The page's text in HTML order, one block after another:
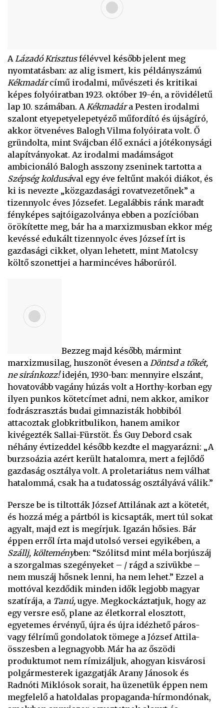
A Lázadó Krisztusfélévvel később jelent meg
nyomtatásban: az alig ismert, kis példányszámú
Kékmadárcímű irodalmi, művészeti és kritikai
képes folyóiratban 1923. október 19-én, a rövidéletű
lap 10. számában. A Kékmadára Pesten irodalmi
szalont etyepetyelepetyéző műfordító és újságíró,
akkor ötvenéves Balogh Vilma folyóirata volt. Ő
gründolta, mint Svájcban élő exnáci a jótékonysági
alapítványokat. Az irodalmi madámságot
ambicionáló Balogh asszony zseninek tartotta a
Szépség koldusával egy éve feltűnt makói diákot, és
ki is nevezte „közgazdasági rovatvezetőnek” a
tizennyolc éves Józsefet. Legalábbis ránk maradt
fényképes sajtóigazolványa ebben a pozícióban
örökítette meg, bár ha a marxizmusban ekkor még
kevéssé edukált tizennyolc éves József írt is
gazdasági cikket, olyan lehetett, mint Matolcsy
költő szonettjei a harmincéves háborúról.
Bezzeg majd később, mármint
marxizmusilag, huszonöt évesen a Döntsd a tőkét,
ne siránkozz!idején, 1930-ban: mennyire elszánt,
hovatovább vagány húzás volt a Horthy-korban egy
ilyen punkos kötetcímet adni, nem akkor, amikor
fodrászrasztás budai gimnazisták hobbiból
attacoztak globkritbulikon, hanem amikor
kivégezték Sallai-Fürstöt. És Guy Debord csak
néhány évtizeddel később kezdte el magyarázni: „A
burzsoázia azért került hatalomra, mert a fejlődő
gazdaság osztálya volt. A proletariátus nem válhat
hatalommá, csak ha a tudatosság osztályává válik.”
Persze be is tiltották József Attilának azt a kötetét,
és hozzá még a pártból is kicsapták, mert túl sokat
agyalt, majd ezt is megírjuk. Igazán hősies. Bár
éppen erről írta majd utolsó versei egyikében, a
Szállj, költeményben: “Szólitsd mint méla borjúszáj
a szorgalmas szegényeket – / rágd a szivükbe –
nem muszáj hősnek lenni, ha nem lehet.” Ezzel a
mottóval kezdődik minden idők legjobb magyar
szatírája, a Tanú, ugye. Megkockáztatjuk, hogy az
egy versre eső, plane az életkorral elosztott,
egyetemes érvényű, újra és újra idézhető páros-
vagy félrímű gondolatok tömege a József Attila-
összesben a legnagyobb. Már ha az őszödi
produktumot nem rímizáljuk, ahogyan kisvárosi
polgármesterek igazgatják Arany Jánosok és
Radnóti Miklósok sorait, ha üzenetük éppen nem
megfelelő a hatoldalas propaganda-hírmondónak,